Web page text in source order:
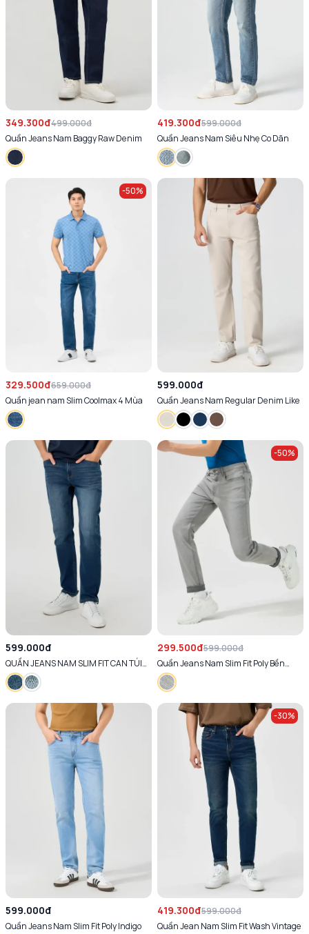
349.300đ499.000đ
Quần Jeans Nam Baggy Raw Denim
419.300đ599.000đ
Quần Jeans Nam Siêu Nhẹ Co Dãn
-50%
329.500đ659.000đ
Quần jean nam Slim Coolmax 4 Mùa
599.000đ
Quần Jeans Nam Regular Denim Like
599.000đ
QUẦN JEANS NAM SLIM FIT CAN TÚI
SAU
-50%
299.500đ599.000đ
Quần Jeans Nam Slim Fit Poly Bền
Vững
599.000đ
Quần Jeans Nam Slim Fit Poly Indigo
-30%
419.300đ599.000đ
Quần Jean Nam Slim Fit Wash Vintage